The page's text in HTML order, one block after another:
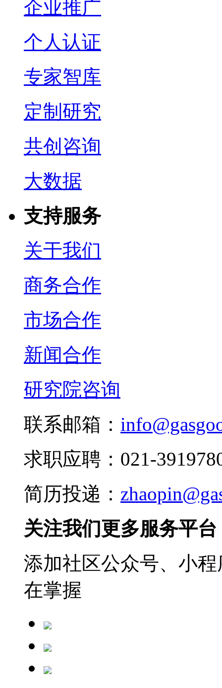
企业推广
个人认证
专家智库
定制研究
共创咨询
大数据
支持服务
关于我们
商务合作
市场合作
新闻合作
研究院咨询
联系邮箱：
求职应聘：021-
简历投递：
关注我们更多服务平台
添加社区公众号、小
在掌握